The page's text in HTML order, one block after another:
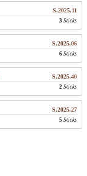
S.2025.11
3 Sticks
S.2025.06
6 Sticks
S.2025.40
2 Sticks
S.2025.27
5 Sticks